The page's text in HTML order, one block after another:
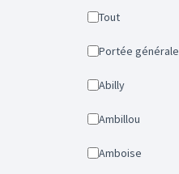
Tout
Portée générale
Abilly
Ambillou
Amboise